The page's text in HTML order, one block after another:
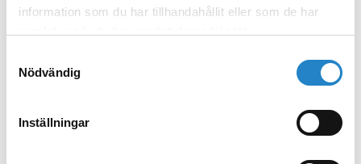
information som du har tillhandahållit eller som de har
Nödvändig
Inställningar